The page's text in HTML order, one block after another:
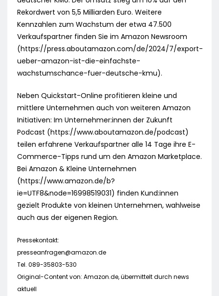
Rekordwert von 5,5 Milliarden Euro. Weitere
Kennzahlen zum Wachstum der etwa 47.500
Verkaufspartner finden Sie im Amazon Newsroom
(https://press.aboutamazon.com/de/2024/7/export-
ueber-amazon-ist-die-einfachste-
wachstumschance-fuer-deutsche-kmu).
Neben Quickstart-Online profitieren kleine und
mittlere Unternehmen auch von weiteren Amazon
Initiativen: Im Unternehmer:innen der Zukunft
Podcast (https://www.aboutamazon.de/podcast)
teilen erfahrene Verkaufspartner alle 14 Tage ihre E-
Commerce-Tipps rund um den Amazon Marketplace.
Bei Amazon & Kleine Unternehmen
(https://www.amazon.de/b?
ie=UTF8&node=16998519031) finden Kund:innen
gezielt Produkte von kleinen Unternehmen, wahlweise
auch aus der eigenen Region.
Pressekontakt:
presseanfragen@amazon.de
Tel. 089-35803-530
Original-Content von: Amazon.de, übermittelt durch news
aktuell